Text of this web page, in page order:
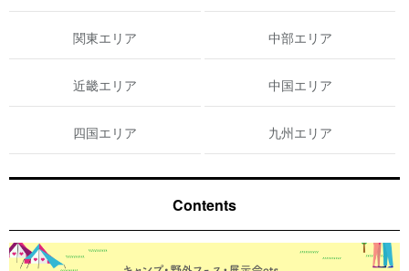
関東エリア 中部エリア
近畿エリア 中国エリア
四国エリア 九州エリア
Contents